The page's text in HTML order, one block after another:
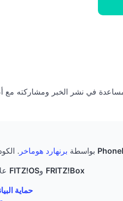
برنهارد هوماخر .
FRITZ!Box وFITZ!OS
حماية